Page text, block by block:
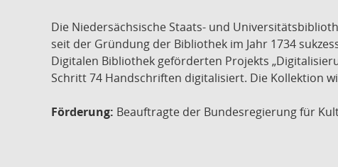
Die Niedersächsische Staats- und
seit der Gründung der Bibliothek im Jahr 1734
Digitalen Bibliothek geförderten Projekts
Schritt 74 Handschriften digitalisiert. Die Kollektion
Förderung: Beauftragte der Bundesregierung für